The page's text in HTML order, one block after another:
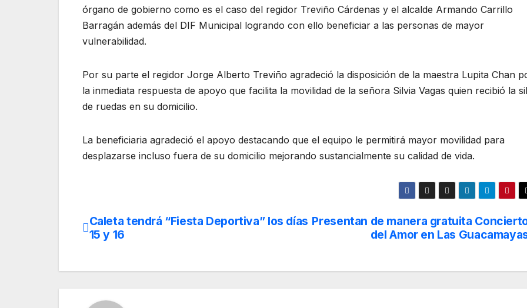
órgano de gobierno como es el caso del regidor Treviño Cárdenas y el alcalde Armando Carrillo
Barragán además del DIF Municipal logrando con ello beneficiar a las personas de mayor
vulnerabilidad.
Por su parte el regidor Jorge Alberto Treviño agradeció la disposición de la maestra Lupita Chan
la inmediata respuesta de apoyo que facilita la movilidad de la señora Silvia Vagas quien recibió la
de ruedas en su domicilio.
La beneficiaria agradeció el apoyo destacando que el equipo le permitirá mayor movilidad para
desplazarse incluso fuera de su domicilio mejorando sustancialmente su calidad de vida.
Navegación
entradas
Presentan de manera gratuita
del Amor en Las
Caleta tendrá “Fiesta Deportiva” los días
15 y 16